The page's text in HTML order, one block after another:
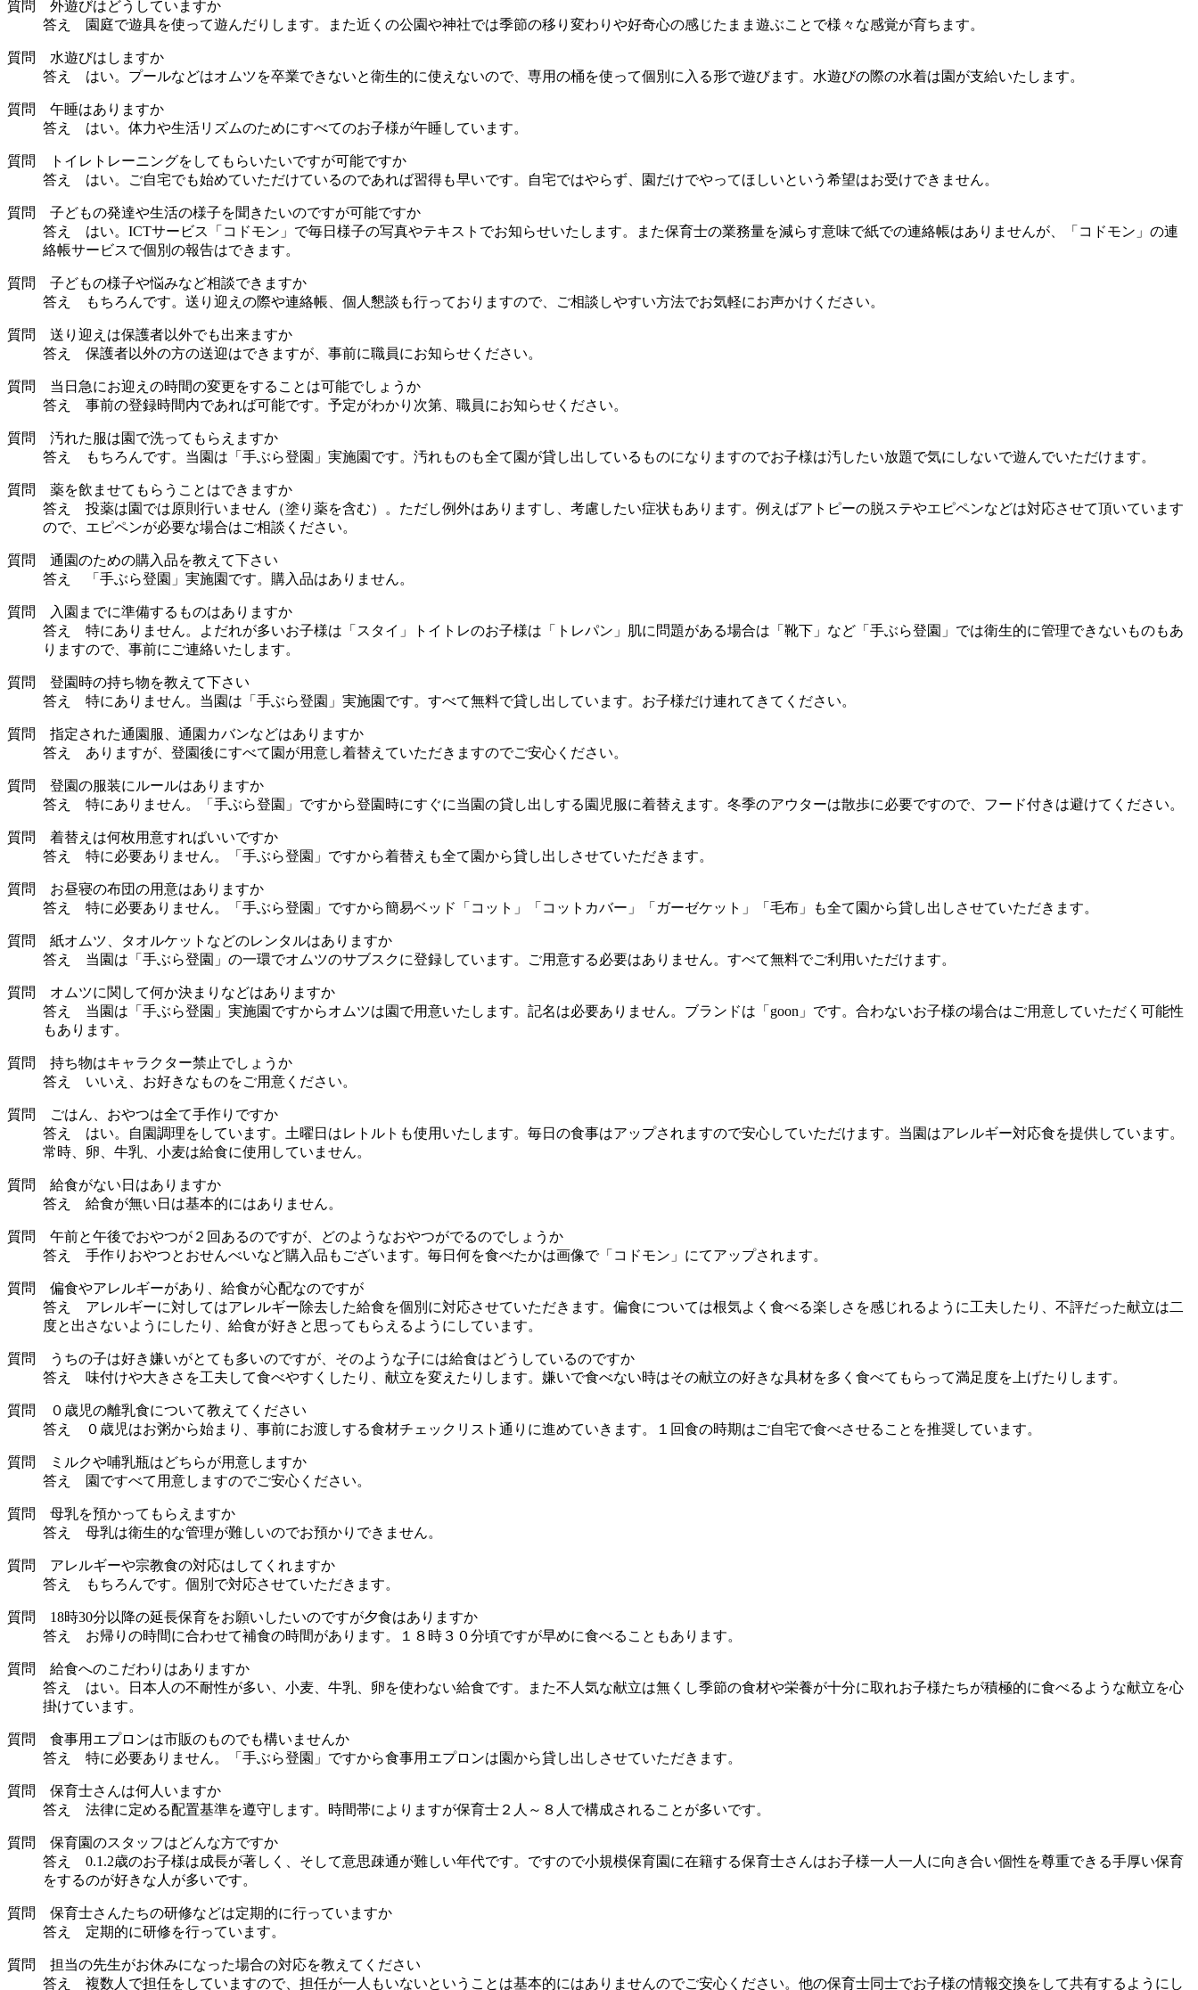
質問 外遊びはどうしていますか
答え 園庭で遊具を使って遊んだりします。また近くの公園や神社では季節の移り変わりや好奇心の感じたまま遊ぶことで様々な感覚が育ちます。
質問 水遊びはしますか
答え はい。プールなどはオムツを卒業できないと衛生的に使えないので、専用の桶を使って個別に入る形で遊びます。水遊びの際の水着は園が支給いたします。
質問 午睡はありますか
答え はい。体力や生活リズムのためにすべてのお子様が午睡しています。
質問 トイレトレーニングをしてもらいたいですが可能ですか
答え はい。ご自宅でも始めていただけているのであれば習得も早いです。自宅ではやらず、園だけでやってほしいという希望はお受けできません。
質問 子どもの発達や生活の様子を聞きたいのですが可能ですか
答え はい。ICTサービス「コドモン」で毎日様子の写真やテキストでお知らせいたします。また保育士の業務量を減らす意味で紙での連絡帳はありませんが、「コドモン」の連
絡帳サービスで個別の報告はできます。
質問 子どもの様子や悩みなど相談できますか
答え もちろんです。送り迎えの際や連絡帳、個人懇談も行っておりますので、ご相談しやすい方法でお気軽にお声かけください。
質問 送り迎えは保護者以外でも出来ますか
答え 保護者以外の方の送迎はできますが、事前に職員にお知らせください。
質問 当日急にお迎えの時間の変更をすることは可能でしょうか
答え 事前の登録時間内であれば可能です。予定がわかり次第、職員にお知らせください。
質問 汚れた服は園で洗ってもらえますか
答え もちろんです。当園は「手ぶら登園」実施園です。汚れものも全て園が貸し出しているものになりますのでお子様は汚したい放題で気にしないで遊んでいただけます。
質問 薬を飲ませてもらうことはできますか
答え 投薬は園では原則行いません（塗り薬を含む）。ただし例外はありますし、考慮したい症状もあります。例えばアトピーの脱ステやエピペンなどは対応させて頂いています
ので、エピペンが必要な場合はご相談ください。
質問 通園のための購入品を教えて下さい
答え 「手ぶら登園」実施園です。購入品はありません。
質問 入園までに準備するものはありますか
答え 特にありません。よだれが多いお子様は「スタイ」トイトレのお子様は「トレパン」肌に問題がある場合は「靴下」など「手ぶら登園」では衛生的に管理できないものもあ
りますので、事前にご連絡いたします。
質問 登園時の持ち物を教えて下さい
答え 特にありません。当園は「手ぶら登園」実施園です。すべて無料で貸し出しています。お子様だけ連れてきてください。
質問 指定された通園服、通園カバンなどはありますか
答え ありますが、登園後にすべて園が用意し着替えていただきますのでご安心ください。
質問 登園の服装にルールはありますか
答え 特にありません。「手ぶら登園」ですから登園時にすぐに当園の貸し出しする園児服に着替えます。冬季のアウターは散歩に必要ですので、フード付きは避けてください。
質問 着替えは何枚用意すればいいですか
答え 特に必要ありません。「手ぶら登園」ですから着替えも全て園から貸し出しさせていただきます。
質問 お昼寝の布団の用意はありますか
答え 特に必要ありません。「手ぶら登園」ですから簡易ベッド「コット」「コットカバー」「ガーゼケット」「毛布」も全て園から貸し出しさせていただきます。
質問 紙オムツ、タオルケットなどのレンタルはありますか
答え 当園は「手ぶら登園」の一環でオムツのサブスクに登録しています。ご用意する必要はありません。すべて無料でご利用いただけます。
質問 オムツに関して何か決まりなどはありますか
答え 当園は「手ぶら登園」実施園ですからオムツは園で用意いたします。記名は必要ありません。ブランドは「goon」です。合わないお子様の場合はご用意していただく可能性
もあります。
質問 持ち物はキャラクター禁止でしょうか
答え いいえ、お好きなものをご用意ください。
質問 ごはん、おやつは全て手作りですか
答え はい。自園調理をしています。土曜日はレトルトも使用いたします。毎日の食事はアップされますので安心していただけます。当園はアレルギー対応食を提供しています。
常時、卵、牛乳、小麦は給食に使用していません。
質問 給食がない日はありますか
答え 給食が無い日は基本的にはありません。
質問 午前と午後でおやつが２回あるのですが、どのようなおやつがでるのでしょうか
答え 手作りおやつとおせんべいなど購入品もございます。毎日何を食べたかは画像で「コドモン」にてアップされます。
質問 偏食やアレルギーがあり、給食が心配なのですが
答え アレルギーに対してはアレルギー除去した給食を個別に対応させていただきます。偏食については根気よく食べる楽しさを感じれるように工夫したり、不評だった献立は二
度と出さないようにしたり、給食が好きと思ってもらえるようにしています。
質問 うちの子は好き嫌いがとても多いのですが、そのような子には給食はどうしているのですか
答え 味付けや大きさを工夫して食べやすくしたり、献立を変えたりします。嫌いで食べない時はその献立の好きな具材を多く食べてもらって満足度を上げたりします。
質問 ０歳児の離乳食について教えてください
答え ０歳児はお粥から始まり、事前にお渡しする食材チェックリスト通りに進めていきます。１回食の時期はご自宅で食べさせることを推奨しています。
質問 ミルクや哺乳瓶はどちらが用意しますか
答え 園ですべて用意しますのでご安心ください。
質問 母乳を預かってもらえますか
答え 母乳は衛生的な管理が難しいのでお預かりできません。
質問 アレルギーや宗教食の対応はしてくれますか
答え もちろんです。個別で対応させていただきます。
質問 18時30分以降の延長保育をお願いしたいのですが夕食はありますか
答え お帰りの時間に合わせて補食の時間があります。１８時３０分頃ですが早めに食べることもあります。
質問 給食へのこだわりはありますか
答え はい。日本人の不耐性が多い、小麦、牛乳、卵を使わない給食です。また不人気な献立は無くし季節の食材や栄養が十分に取れお子様たちが積極的に食べるような献立を心
掛けています。
質問 食事用エプロンは市販のものでも構いませんか
答え 特に必要ありません。「手ぶら登園」ですから食事用エプロンは園から貸し出しさせていただきます。
質問 保育士さんは何人いますか
答え 法律に定める配置基準を遵守します。時間帯によりますが保育士２人～８人で構成されることが多いです。
質問 保育園のスタッフはどんな方ですか
答え 0.1.2歳のお子様は成長が著しく、そして意思疎通が難しい年代です。ですので小規模保育園に在籍する保育士さんはお子様一人一人に向き合い個性を尊重できる手厚い保育
をするのが好きな人が多いです。
質問 保育士さんたちの研修などは定期的に行っていますか
答え 定期的に研修を行っています。
質問 担当の先生がお休みになった場合の対応を教えてください
答え 複数人で担任をしていますので、担任が一人もいないということは基本的にはありませんのでご安心ください。他の保育士同士でお子様の情報交換をして共有するようにし